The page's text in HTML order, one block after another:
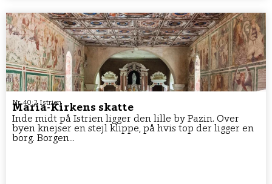
Nr. 40:2 Istrien
Maria-Kirkens skatte
Inde midt på Istrien ligger den lille by Pazin. Over
byen knejser en stejl klippe, på hvis top der ligger en
borg. Borgen...